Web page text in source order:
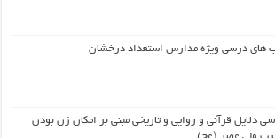
های درسی ویژه مدارس استعداد درخشان
دلایل قرآنی و روایی و تاریخی مبنی بر امکان زن بودن